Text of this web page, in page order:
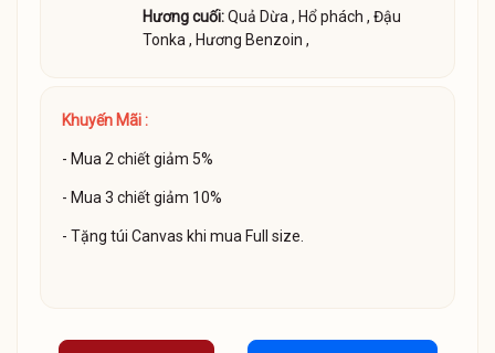
Hương cuối:Quả Dừa , Hổ phách ,Đậu
Tonka , Hương Benzoin ,
Khuyến Mãi :
- Mua 2 chiết giảm 5%
- Mua 3 chiết giảm 10%
- Tặng túi Canvas khi mua Full size.